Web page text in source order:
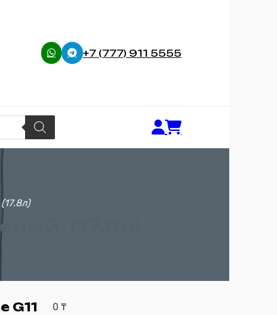
+7 (777) 911 5555
(17.8л)
G11
0 ₸